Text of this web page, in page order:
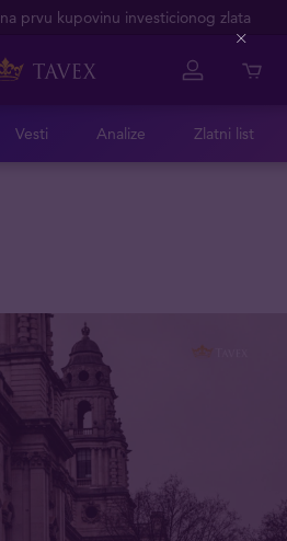
prvu kupovinu investicionog zlata
Vesti Analize Zlatni list
Close